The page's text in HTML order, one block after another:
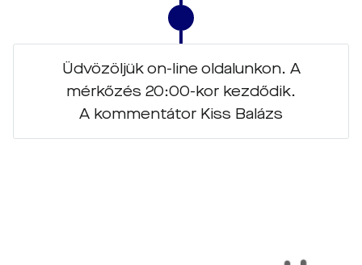
Üdvözöljük on-line oldalunkon. A
mérkőzés 20:00-kor kezdődik.
A kommentátor Kiss Balázs